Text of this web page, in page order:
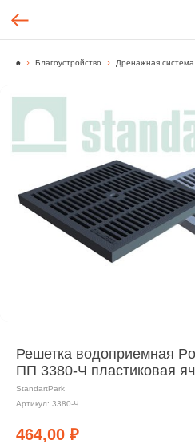
Благоустройство Дренажная система
Решетка водоприемная
ПП 3380-Ч пластиковая
StandartPark
Артикул: 3380-Ч
464,00 ₽